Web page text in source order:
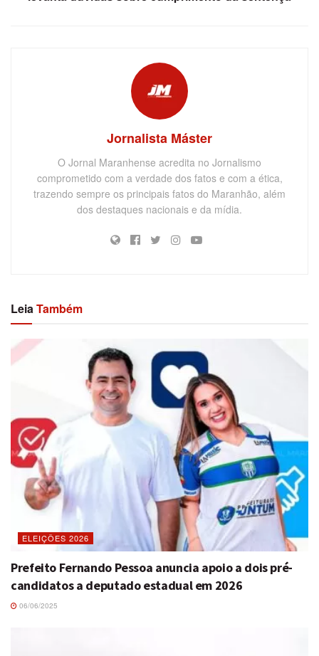
Jornalista Máster
O Jornal Maranhense acredita no Jornalismo
comprometido com a verdade dos fatos e com a ética,
trazendo sempre os principais fatos do Maranhão, além
dos destaques nacionais e da mídia.
LeiaTambém
ELEIÇÕES 2026
Prefeito Fernando Pessoa anuncia apoio a dois pré-
candidatos a deputado estadual em 2026
06/06/2025